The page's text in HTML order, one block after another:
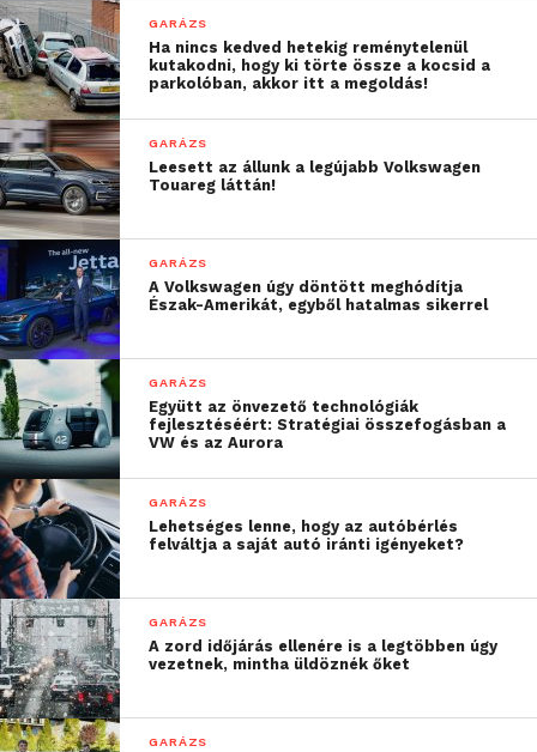
GARÁZS
Ha nincs kedved hetekig reménytelenül
kutakodni, hogy ki törte össze a kocsid a
parkolóban, akkor itt a megoldás!
GARÁZS
Leesett az állunk a legújabb Volkswagen
Touareg láttán!
GARÁZS
A Volkswagen úgy döntött meghódítja
Észak-Amerikát, egyből hatalmas sikerrel
GARÁZS
Együtt az önvezető technológiák
fejlesztéséért: Stratégiai összefogásban a
VW és az Aurora
GARÁZS
Lehetséges lenne, hogy az autóbérlés
felváltja a saját autó iránti igényeket?
GARÁZS
A zord időjárás ellenére is a legtöbben úgy
vezetnek, mintha üldöznék őket
GARÁZS